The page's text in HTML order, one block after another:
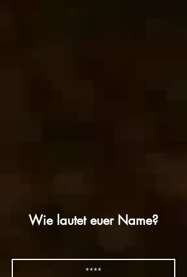
Wie lautet euer Name?